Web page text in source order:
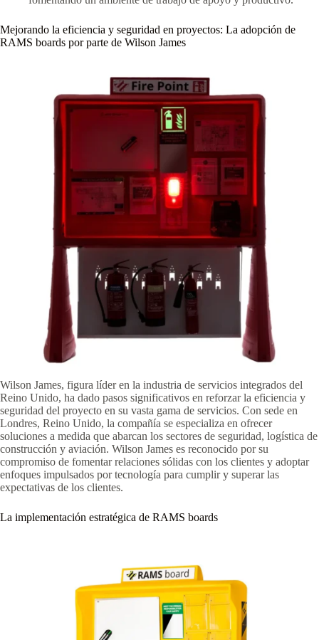
Mejorando la eficiencia y seguridad en proyectos: La adopción de
RAMS boards por parte de Wilson James
Wilson James, figura líder en la industria de servicios integrados del
Reino Unido, ha dado pasos significativos en reforzar la eficiencia y
seguridad del proyecto en su vasta gama de servicios. Con sede en
Londres, Reino Unido, la compañía se especializa en ofrecer
soluciones a medida que abarcan los sectores de seguridad, logística de
construcción y aviación. Wilson James es reconocido por su
compromiso de fomentar relaciones sólidas con los clientes y adoptar
enfoques impulsados por tecnología para cumplir y superar las
expectativas de los clientes.
La implementación estratégica de RAMS boards